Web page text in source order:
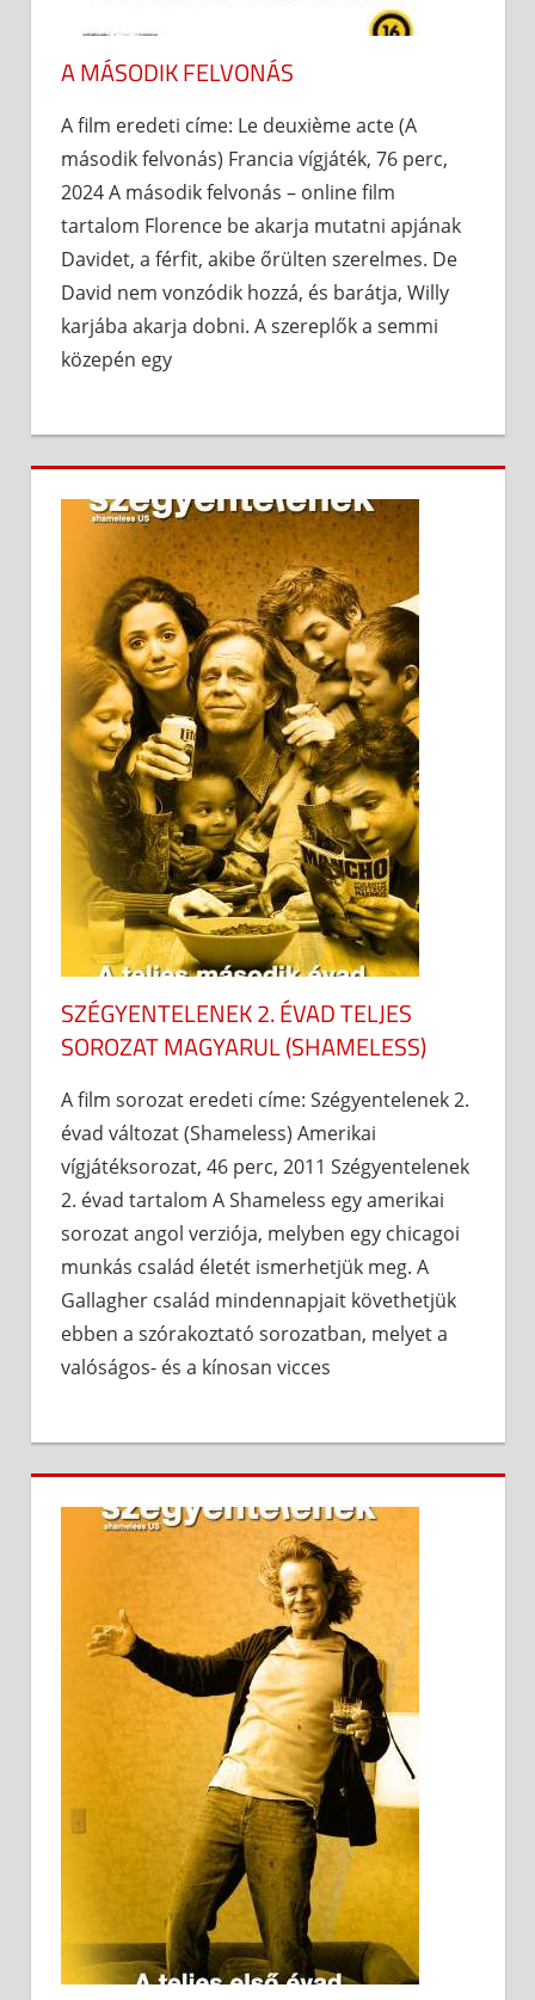
A MÁSODIK FELVONÁS
A film eredeti címe: Le deuxième acte (A
második felvonás) Francia vígjáték, 76 perc,
2024 A második felvonás – online film
tartalom Florence be akarja mutatni apjának
Davidet, a férfit, akibe őrülten szerelmes. De
David nem vonzódik hozzá, és barátja, Willy
karjába akarja dobni. A szereplők a semmi
közepén egy
SZÉGYENTELENEK 2. ÉVAD TELJES
SOROZAT MAGYARUL (SHAMELESS)
A film sorozat eredeti címe: Szégyentelenek 2.
évad változat (Shameless) Amerikai
vígjátéksorozat, 46 perc, 2011 Szégyentelenek
2. évad tartalom A Shameless egy amerikai
sorozat angol verziója, melyben egy chicagoi
munkás család életét ismerhetjük meg. A
Gallagher család mindennapjait követhetjük
ebben a szórakoztató sorozatban, melyet a
valóságos- és a kínosan vicces